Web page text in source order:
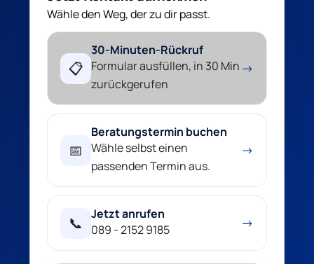
Wähle den Weg, der zu dir passt.
📋
30-Minuten-Rückruf
Formular ausfüllen, in 30 Min
zurückgerufen
→
📅
Beratungstermin buchen
Wähle selbst einen
passenden Termin aus.
→
📞
Jetzt anrufen
089 - 2152 9185
→